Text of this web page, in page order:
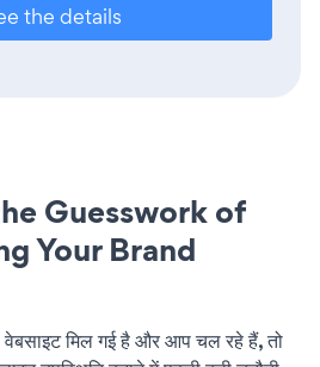
the details
Guesswork of
Your Brand
मिल गई है और आप चल रहे हैं, तो